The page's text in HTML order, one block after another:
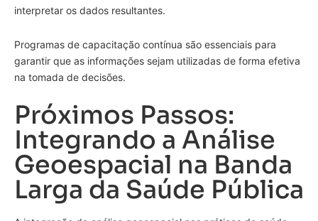
interpretar os dados resultantes.
Programas de capacitação contínua são essenciais para
garantir que as informações sejam utilizadas de forma efetiva
na tomada de decisões.
Próximos Passos:
Integrando a Análise
Geoespacial na Banda
Larga da Saúde Pública